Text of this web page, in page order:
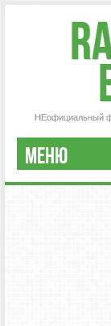
НЕофициальный
МЕНЮ